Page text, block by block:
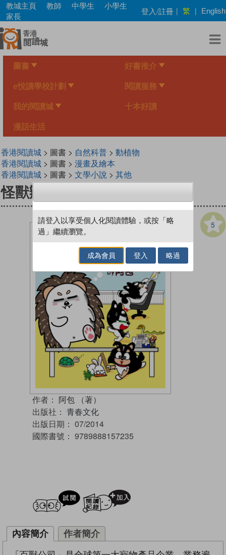
Skip
main
content
教城主頁 教師 中學生
小學生
家長
登入/註冊 | 繁 | English
圖書 好書推介
e悅讀學校計劃 閱讀服務
我的閱讀城 十本好讀
漫話生活
香港閱讀城> 圖書 > 自然科普> 動植物
香港閱讀城> 圖書 > 漫畫及繪本
香港閱讀城> 圖書 > 文學小說 > 其他
怪獸辦公室
5
作者： 阿包 （著）
出版社： 青春文化
出版日期： 07/2014
國際書號： 9789888157235
試閲
內容簡介 作者簡介
請登入以享受個人化閱讀體驗，或按「略
過」繼續瀏覽。
成為會員 登入 略過